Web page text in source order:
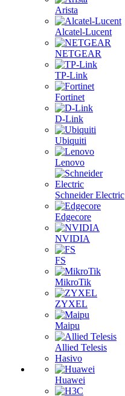
Arista
Alcatel-Lucent
NETGEAR
TP-Link
Fortinet
D-Link
Ubiquiti
Lenovo
Schneider Electric
Edgecore
NVIDIA
FS
MikroTik
ZYXEL
Maipu
Allied Telesis
Hasivo
Huawei